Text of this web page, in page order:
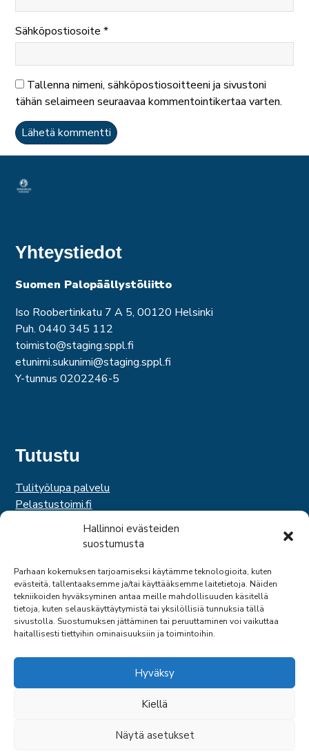
Hallinnoi evästeiden
suostumusta
Parhaan kokemuksen tarjoamiseksi käytämme teknologioita, kuten
evästeitä, tallentaaksemme ja/tai käyttääksemme laitetietoja. Näiden
tekniikoiden hyväksyminen antaa meille mahdollisuuden käsitellä
tietoja, kuten selauskäyttäytymistä tai yksilöllisiä tunnuksia tällä
sivustolla. Suostumuksen jättäminen tai peruuttaminen voi vaikuttaa
haitallisesti tiettyihin ominaisuuksiin ja toimintoihin.
Hyväksy
Kiellä
Näytä asetukset
Sähköpostiosoite*
Tallenna nimeni, sähköpostiosoitteeni ja sivustoni
tähän selaimeen seuraavaa kommentointikertaa varten.
Yhteystiedot
Suomen Palopäällystöliitto
Iso Roobertinkatu 7 A 5, 00120 Helsinki
Puh. 0440 345 112
toimisto@staging.sppl.fi
etunimi.sukunimi@staging.sppl.fi
Y-tunnus 0202246-5
Tutustu
Tulityölupa palvelu
Pelastustoimi.fi
Hätäkeskuslaitos
Palosuojelurahasto
Suomen Pelastusalan Keskusjärjestö
SPEK
Federation of EUropean Fire Officers